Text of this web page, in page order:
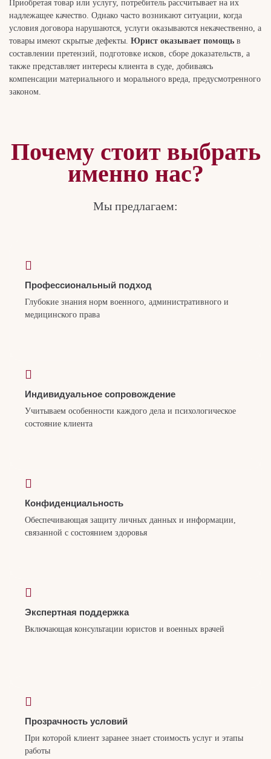
Приобретая товар или услугу, потребитель рассчитывает на их
надлежащее качество. Однако часто возникают ситуации, когда
условия договора нарушаются, услуги оказываются некачественно, а
товары имеют скрытые дефекты. Юрист оказывает помощь в
составлении претензий, подготовке исков, сборе доказательств, а
также представляет интересы клиента в суде, добиваясь
компенсации материального и морального вреда, предусмотренного
законом.
Почему стоит выбрать
именно нас?
Мы предлагаем:
Профессиональный подход
Глубокие знания норм военного, административного и
медицинского права
Индивидуальное сопровождение
Учитываем особенности каждого дела и психологическое
состояние клиента
Конфиденциальность
Обеспечивающая защиту личных данных и информации,
связанной с состоянием здоровья
Экспертная поддержка
Включающая консультации юристов и военных врачей
Прозрачность условий
При которой клиент заранее знает стоимость услуг и этапы
работы